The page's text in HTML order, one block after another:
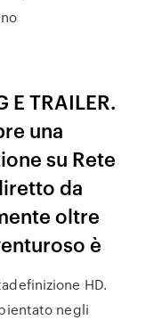
E TRAILER.
una
su Rete
da
oltre
è
HD.
negli